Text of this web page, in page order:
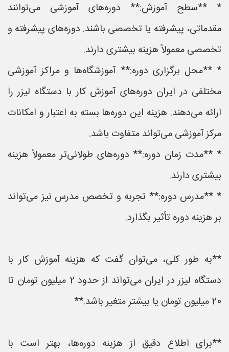
* **سطح آموزش:** دوره‌های آموزشی می‌توانند
مقدماتی، پیشرفته یا تخصصی باشند. دوره‌های پیشرفته و
تخصصی معمولاً هزینه بیشتری دارند.
* **محل برگزاری دوره:** آموزشگاه‌ها و مراکز آموزشی
مختلفی در ایران دوره‌های آموزش کار با دستگاه لیزر را
ارائه می‌دهند. هزینه این دوره‌ها بسته به اعتبار و امکانات
مرکز آموزشی می‌تواند متفاوت باشد.
* **مدت زمان دوره:** دوره‌های طولانی‌تر معمولاً هزینه
بیشتری دارند.
* **مدرس دوره:** تجربه و تخصص مدرس نیز می‌تواند
بر هزینه دوره تأثیر بگذارد.
**به طور کلی، می‌توان گفت که هزینه آموزش کار با
دستگاه لیزر در ایران می‌تواند از حدود 2 میلیون تومان تا
20 میلیون تومان یا بیشتر متغیر باشد.**
**برای اطلاع دقیق از هزینه دوره‌ها، بهتر است با